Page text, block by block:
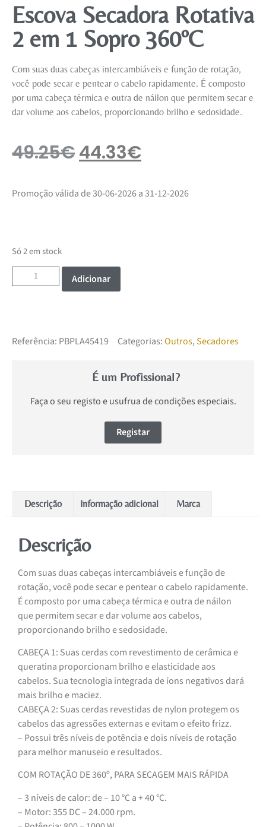
Escova Secadora Rotativa
2 em 1 Sopro 360ºC
Com suas duas cabeças intercambiáveis e função de rotação,
você pode secar e pentear o cabelo rapidamente. É composto
por uma cabeça térmica e outra de náilon que permitem secar e
dar volume aos cabelos, proporcionando brilho e sedosidade.
49.25€44.33€
Promoção válida de 30-06-2026 a 31-12-2026
Só 2 em stock
Adicionar
Referência: PBPLA45419 Categorias:Outros,Secadores
É um Profissional?
Faça o seu registo e usufrua de condições especiais.
Registar
Descrição Informação adicional Marca
Descrição
Com suas duas cabeças intercambiáveis e função de
rotação, você pode secar e pentear o cabelo rapidamente.
É composto por uma cabeça térmica e outra de náilon
que permitem secar e dar volume aos cabelos,
proporcionando brilho e sedosidade.
CABEÇA 1: Suas cerdas com revestimento de cerâmica e
queratina proporcionam brilho e elasticidade aos
cabelos. Sua tecnologia integrada de íons negativos dará
mais brilho e maciez.
CABEÇA 2: Suas cerdas revestidas de nylon protegem os
cabelos das agressões externas e evitam o efeito frizz.
– Possui três níveis de potência e dois níveis de rotação
para melhor manuseio e resultados.
COM ROTAÇÃO DE 360º, PARA SECAGEM MAIS RÁPIDA
– 3 níveis de calor: de – 10 °C a + 40 °C.
– Motor: 355 DC – 24.000 rpm.